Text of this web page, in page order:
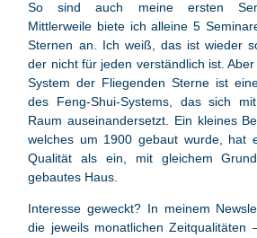
So sind auch meine ersten
Mittlerweile biete ich alleine 5
Sternen an. Ich weiß, das ist wieder
der nicht für jeden verständlich ist.
System der Fliegenden Sterne ist
des Feng-Shui-Systems, das sich
Raum auseinandersetzt. Ein kleines
welches um 1900 gebaut wurde, hat
Qualität als ein, mit gleichem
gebautes Haus.
Interesse geweckt? In meinem
die jeweils monatlichen Zeitqualitäten